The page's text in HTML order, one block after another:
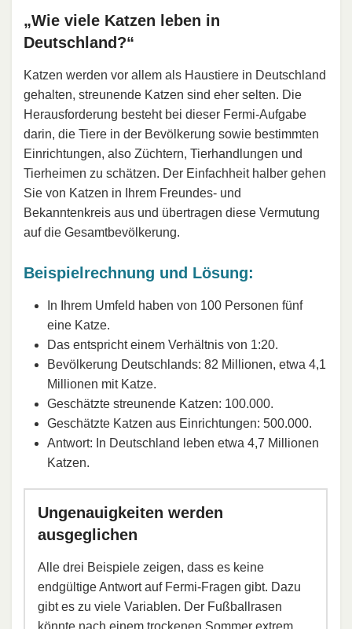
„Wie viele Katzen leben in
Deutschland?“
Katzen werden vor allem als Haustiere in Deutschland
gehalten, streunende Katzen sind eher selten. Die
Herausforderung besteht bei dieser Fermi-Aufgabe
darin, die Tiere in der Bevölkerung sowie bestimmten
Einrichtungen, also Züchtern, Tierhandlungen und
Tierheimen zu schätzen. Der Einfachheit halber gehen
Sie von Katzen in Ihrem Freundes- und
Bekanntenkreis aus und übertragen diese Vermutung
auf die Gesamtbevölkerung.
Beispielrechnung und Lösung:
In Ihrem Umfeld haben von 100 Personen fünf
eine Katze.
Das entspricht einem Verhältnis von 1:20.
Bevölkerung Deutschlands: 82 Millionen, etwa 4,1
Millionen mit Katze.
Geschätzte streunende Katzen: 100.000.
Geschätzte Katzen aus Einrichtungen: 500.000.
Antwort: In Deutschland leben etwa 4,7 Millionen
Katzen.
Ungenauigkeiten werden
ausgeglichen
Alle drei Beispiele zeigen, dass es keine
endgültige Antwort auf Fermi-Fragen gibt. Dazu
gibt es zu viele Variablen. Der Fußballrasen